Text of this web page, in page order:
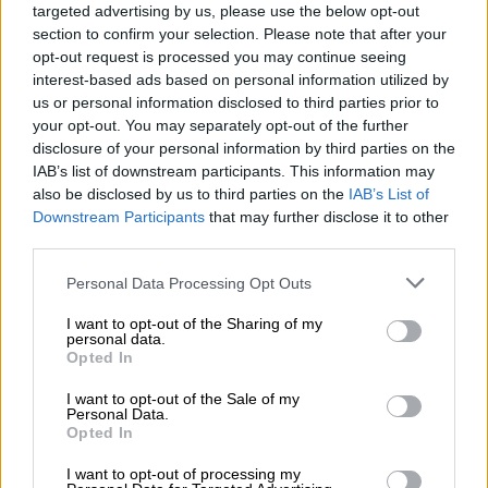
targeted advertising by us, please use the below opt-out
section to confirm your selection. Please note that after your
opt-out request is processed you may continue seeing
interest-based ads based on personal information utilized by
us or personal information disclosed to third parties prior to
your opt-out. You may separately opt-out of the further
disclosure of your personal information by third parties on the
IAB’s list of downstream participants. This information may
also be disclosed by us to third parties on the IAB’s List of
Downstream Participants that may further disclose it to other
Please note that this website/app uses one or more Google
not limited to your visit or usage behaviour. You may click to
grant or deny consent to Google and its third-party tags to
use your data for below specified purposes in below Google
consent section.
Personal Data Processing Opt Outs
I want to opt-out of the Sharing of my
personal data.
Opted In
I want to opt-out of the Sale of my
Personal Data.
Opted In
I want to opt-out of processing my
ποσοστά της να κυμαίνονται από 28.5% έως
32.3% και το επόμενο διάστημα θα ενταθεί η
προσπάθεια για την αύξηση των ποσοστών
συσπείρωσης. Στο πλαίσιο αυτό ανεβάζουν
ταχύτητα οι «γαλάζιες» μηχανές και
ετοιμάζονται για το συνέδριο του κόμματος
από τις 15 μέχρι τις 17 Μαΐου (την Τετάρτη
θα πραγματοποιηθεί προσυνέδριο στα
Μαξίμουθεωρούν πως η κρισιμότερη
μάχη μέχρι τις
επόμενες κάλπες
θα δοθεί
στο πεδίο της
, καθώς σε όλες
τις μετρήσεις η πορεία των τιμών αποτελεί
το νούμερο ένα πρόβλημα των νοικοκυριών.
Να σημειωθεί εδώ πως σύμφωνα με την